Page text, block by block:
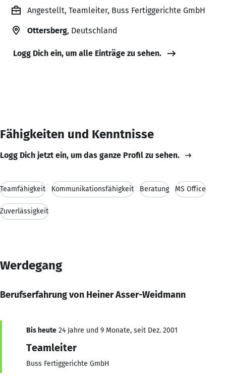
Angestellt, Teamleiter, Buss Fertiggerichte GmbH
Ottersberg, Deutschland
Logg Dich ein, um alle Einträge zu sehen.
Fähigkeiten und Kenntnisse
Logg Dich jetzt ein, um das ganze Profil zu sehen.
Teamfähigkeit Kommunikationsfähigkeit Beratung MS Office
Zuverlässigkeit
Werdegang
Berufserfahrung von Heiner Asser-Weidmann
Bis heute 24 Jahre und 9 Monate, seit Dez. 2001
Teamleiter
Buss Fertiggerichte GmbH